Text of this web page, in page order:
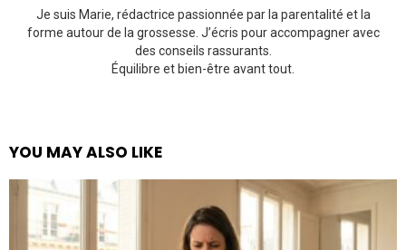
Je suis Marie, rédactrice passionnée par la parentalité et la
forme autour de la grossesse. J’écris pour accompagner avec
des conseils rassurants.
Équilibre et bien-être avant tout.
YOU MAY ALSO LIKE